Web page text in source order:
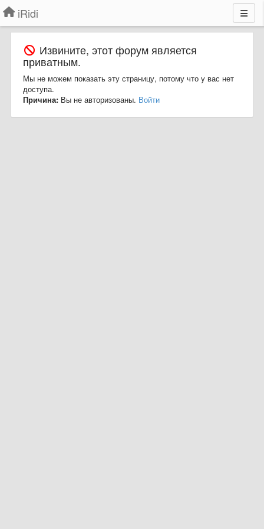
iRidi
Извините, этот форум является
приватным.
Мы не можем показать эту страницу, потому что у вас нет
доступа.
Причина: Вы не авторизованы. Войти